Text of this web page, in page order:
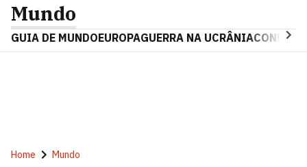
Mundo
GUIA DE MUNDOEUROPAGUERRA NA UCRÂNIA
Home Mundo